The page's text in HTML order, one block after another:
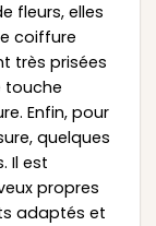
fleurs, elles
coiffure
très prisées
touche
Enfin, pour
quelques
Il est
propres
adaptés et